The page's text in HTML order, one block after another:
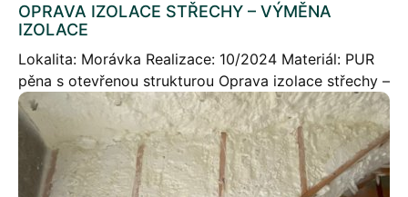
OPRAVA IZOLACE STŘECHY – VÝMĚNA
IZOLACE
Lokalita: Morávka Realizace: 10/2024 Materiál: PUR
pěna s otevřenou strukturou Oprava izolace střechy –
výměna izolace ve střeše RD Stručný popis projektu:
Provedli jsme výměnu nefunkční vatové izolace
poničené kunou […]